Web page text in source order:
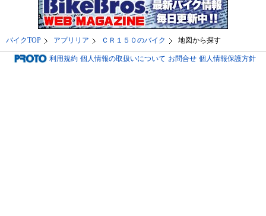
バイクTOP アプリリア ＣＲ１５０のバイク 地図から探す
利用規約 個人情報の取扱いについて お問合せ 個人情報保護方針